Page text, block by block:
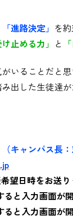
「進路決定」 を
止める力」 と
いることだと思
出した生徒達が
キャンパス長：
望日時をお送
と入力画面が開
と入力画面が開